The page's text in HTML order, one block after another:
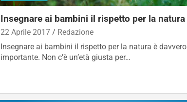
Insegnare ai bambini il rispetto per la natura
22 Aprile 2017
Redazione
Insegnare ai bambini il rispetto per la natura è davvero
importante. Non c’è un’età giusta per…